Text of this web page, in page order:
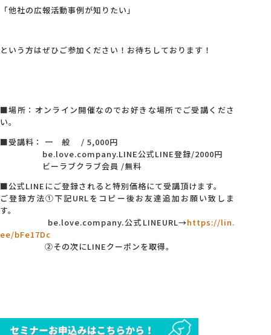
「他社の広報活動事例が知りたい」
という方はぜひご参加ください！お待ちしております！
■場所：オンライン開催なのでお好きな場所でご受講くださ
い。
■受講料： 一 般 / 5,000円
be.love.company.LINE公式LINE登録/2000円
ビーラブクラブ会員 /無料
■公式LINEにご登録されると特別価格にて受講頂けます。
ご登録方法①下記URLをコピー後お友達追加お願い致しま
す。
be.love.company.公式LINEURL→https://lin.
ee/bFe17Dc
②その次にLINEクーポンを取得。